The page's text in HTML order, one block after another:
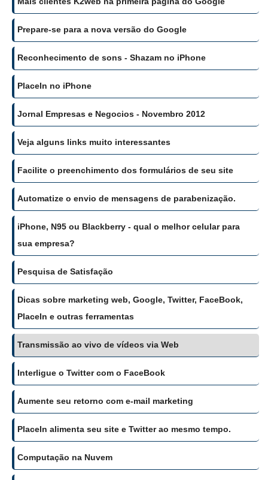
Prepare-se para a nova versão do Google
Reconhecimento de sons - Shazam no iPhone
PlaceIn no iPhone
Jornal Empresas e Negocios - Novembro 2012
Veja alguns links muito interessantes
Facilite o preenchimento dos formulários de seu site
Automatize o envio de mensagens de parabenização.
iPhone, N95 ou Blackberry - qual o melhor celular para
sua empresa?
Pesquisa de Satisfação
Dicas sobre marketing web, Google, Twitter, FaceBook,
PlaceIn e outras ferramentas
Transmissão ao vivo de vídeos via Web
Interligue o Twitter com o FaceBook
Aumente seu retorno com e-mail marketing
PlaceIn alimenta seu site e Twitter ao mesmo tempo.
Computação na Nuvem